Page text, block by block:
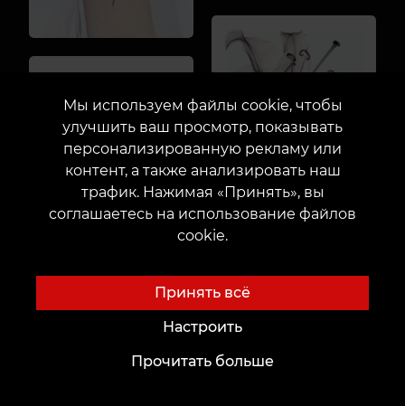
Мы используем файлы cookie, чтобы
улучшить ваш просмотр, показывать
персонализированную рекламу или
контент, а также анализировать наш
трафик. Нажимая «Принять», вы
соглашаетесь на использование файлов
cookie.
Принять всё
Настроить
Прочитать больше